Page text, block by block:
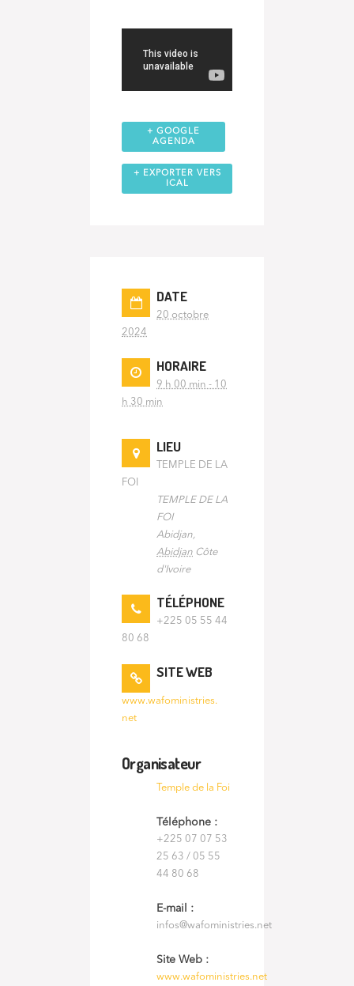
+ GOOGLE
AGENDA
+ EXPORTER VERS
ICAL
DATE
20 octobre
2024
HORAIRE
9 h 00 min - 10
h 30 min
LIEU
TEMPLE DE LA
FOI
TEMPLE DE LA
FOI
Abidjan
Abidjan Côte
d'Ivoire
TÉLÉPHONE
+225 05 55 44
80 68
SITE WEB
www.wafoministries.
net
Organisateur
Temple de la Foi
Téléphone :
+225 07 07 53
25 63 / 05 55
44 80 68
E-mail :
infos@wafoministries.net
Site Web :
www.wafoministries.net